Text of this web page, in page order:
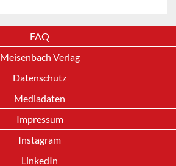
FAQ
Meisenbach Verlag
Datenschutz
Mediadaten
Impressum
Instagram
LinkedIn